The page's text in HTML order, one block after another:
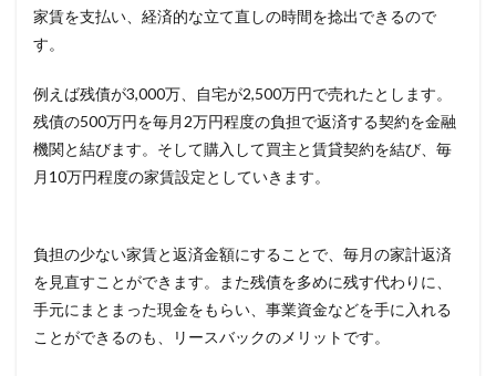
家賃を支払い、経済的な立て直しの時間を捻出できるので
す。
例えば残債が3,000万、自宅が2,500万円で売れたとします。
残債の500万円を毎月2万円程度の負担で返済する契約を金融
機関と結びます。そして購入して買主と賃貸契約を結び、毎
月10万円程度の家賃設定としていきます。
負担の少ない家賃と返済金額にすることで、毎月の家計返済
を見直すことができます。また残債を多めに残す代わりに、
手元にまとまった現金をもらい、事業資金などを手に入れる
ことができるのも、リースバックのメリットです。